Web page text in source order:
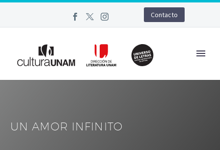
Contacto
UN AMOR INFINITO